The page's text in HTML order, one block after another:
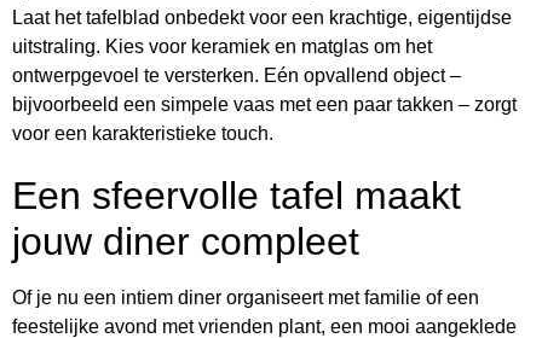
Laat het tafelblad onbedekt voor een krachtige, eigentijdse
uitstraling. Kies voor keramiek en matglas om het
ontwerpgevoel te versterken. Eén opvallend object –
bijvoorbeeld een simpele vaas met een paar takken – zorgt
voor een karakteristieke touch.
Een sfeervolle tafel maakt
jouw diner compleet
Of je nu een intiem diner organiseert met familie of een
feestelijke avond met vrienden plant, een mooi aangeklede